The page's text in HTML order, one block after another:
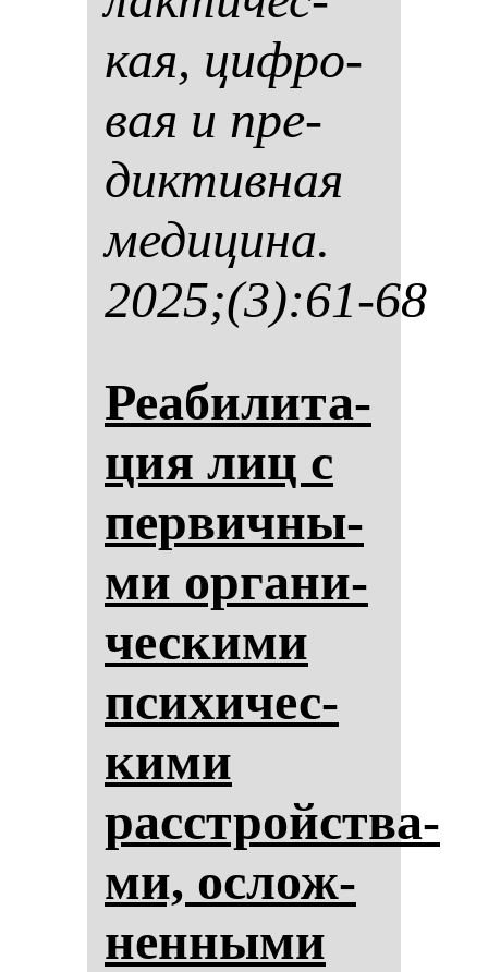
кая, циф­ро­
вая и пре­
дик­тив­ная
ме­ди­ци­на.
2025;(3):61-68
Реаби­ли­та­
ция лиц с
пер­вич­ны­
ми ор­га­ни­
чес­ки­ми
пси­хи­чес­
ки­ми
расстройства­
ми, ос­лож­
нен­ны­ми